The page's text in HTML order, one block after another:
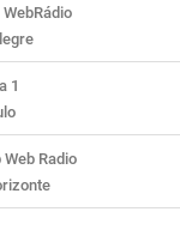
1
Web Radio